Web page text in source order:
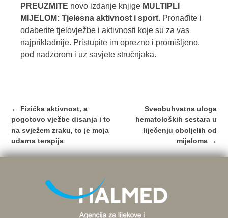
PREUZMITE novo izdanje knjige MULTIPLI
MIJELOM: Tjelesna aktivnost i sport. Pronađite i
odaberite tjelovježbe i aktivnosti koje su za vas
najprikladnije. Pristupite im oprezno i promišljeno,
pod nadzorom i uz savjete stručnjaka.
Post
navigation
← Fizička aktivnost, a
pogotovo vježbe disanja i to
na svježem zraku, to je moja
udarna terapija
Sveobuhvatna uloga
hematoloških sestara u
liječenju oboljelih od
mijeloma →